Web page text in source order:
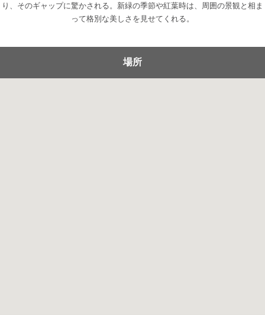
り、そのギャップに驚かされる。新緑の季節や紅葉時は、周囲の景観と相ま
って格別な美しさを見せてくれる。
場所